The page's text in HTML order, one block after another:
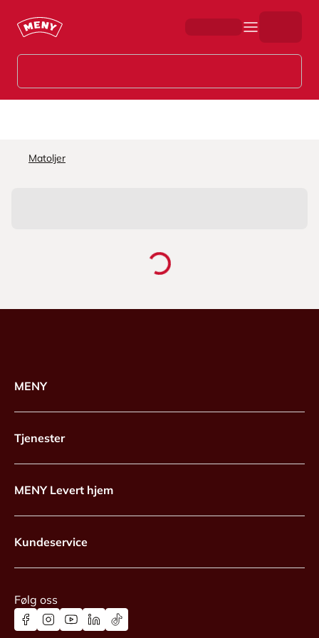
Matoljer
MENY
Tjenester
MENY Levert hjem
Kundeservice
Følg oss